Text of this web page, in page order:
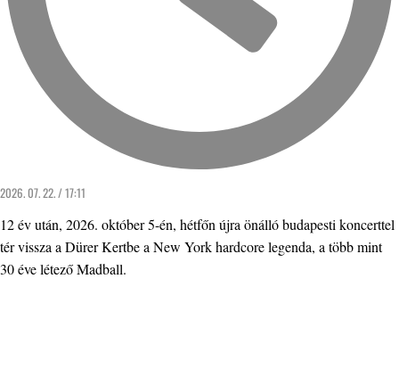
2026. 07. 22. / 17:11
12 év után, 2026. október 5-én, hétfőn újra önálló budapesti koncerttel
tér vissza a Dürer Kertbe a New York hardcore legenda, a több mint
30 éve létező Madball.